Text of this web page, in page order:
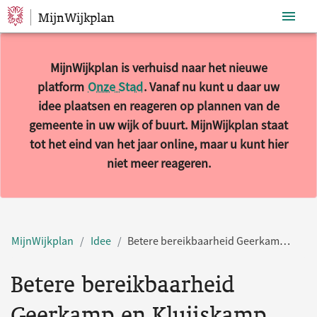
Sla navigatie over
MijnWijkplan
MijnWijkplan is verhuisd naar het nieuwe
platform Onze Stad. Vanaf nu kunt u daar uw
idee plaatsen en reageren op plannen van de
gemeente in uw wijk of buurt. MijnWijkplan staat
tot het eind van het jaar online, maar u kunt hier
niet meer reageren.
MijnWijkplan Idee Betere bereikbaarheid Geerkamp en Kluijskamp, minder verkeer St. Agnetenweg
Betere bereikbaarheid